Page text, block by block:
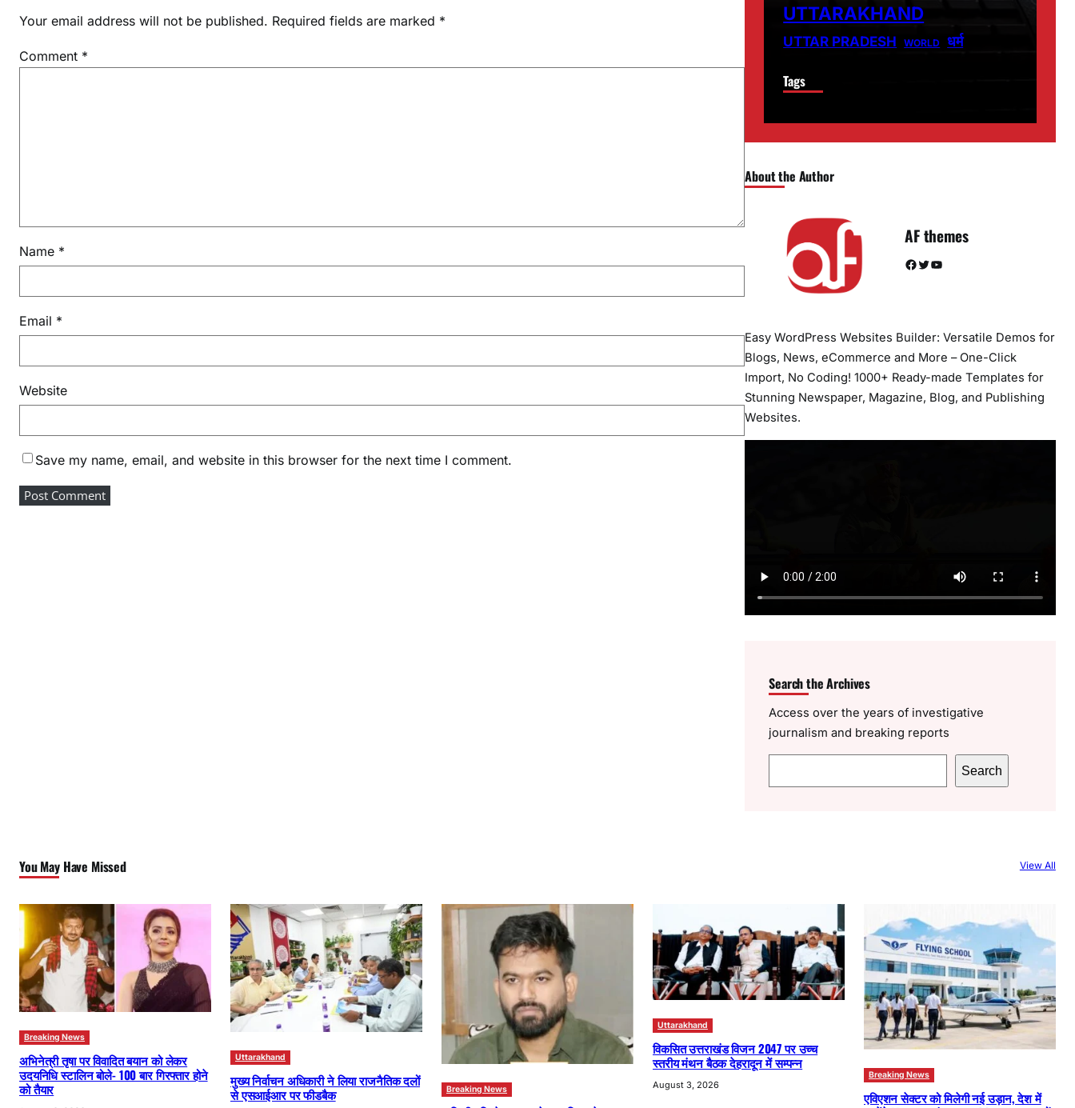
Your email address will not be published. Required fields are marked *
Comment *
Name *
Email *
Website
Save my name, email, and website in this browser for the next time I comment.
UTTARAKHAND
UTTAR PRADESH WORLD धर्म
Tags
About the Author
AF themes
Facebook Twitter YouTube
Easy WordPress Websites Builder: Versatile Demos for
Blogs, News, eCommerce and More – One-Click
Import, No Coding! 1000+ Ready-made Templates for
Stunning Newspaper, Magazine, Blog, and Publishing
Websites.
Search the Archives
Access over the years of investigative
journalism and breaking reports
e
Search
You May Have Missed View All
Breaking News
अभिनेत्री तृषा पर विवादित बयान को लेकर
उदयनिधि स्टालिन बोले- 100 बार गिरफ्तार होने
को तैयार
Uttarakhand
मुख्य निर्वाचन अधिकारी ने लिया राजनैतिक दलों
से एसआईआर पर फीडबैक
Breaking News
Uttarakhand
विकसित उत्तराखंड विजन 2047 पर उच्च
स्तरीय मंथन बैठक देहरादून में सम्पन्न
August 3, 2026
Breaking News
एविएशन सेक्टर को मिलेगी नई उड़ान, देश में